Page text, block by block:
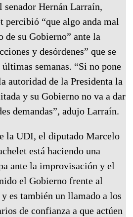
Hernán Larraín,
percibió “que algo anda mal
de su Gobierno” ante la
y desórdenes” que se
semanas. “Si no pone
autoridad de la Presidenta la
y su Gobierno no va a dar
demandas”, adujo Larraín.
la UDI, el diputado Marcelo
está haciendo una
ante la improvisación y el
el Gobierno frente al
es también un llamado a los
de confianza a que actúen